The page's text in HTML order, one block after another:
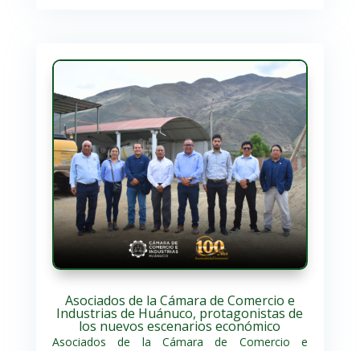
Asociados de la Cámara de Comercio e
Industrias de Huánuco, protagonistas de
los nuevos escenarios económico
Asociados de la Cámara de Comercio e